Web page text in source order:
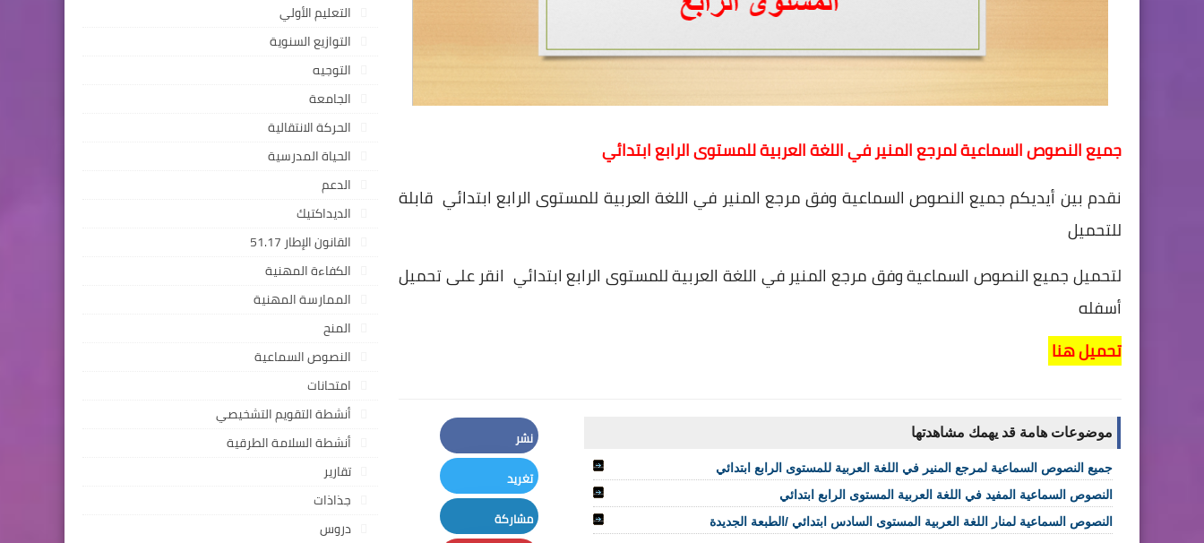
جميع النصوص السماعية لمرجع المنير في اللغة العربية للمستوى الرابع ابتدائي
نقدم بين أيديكم جميع النصوص السماعية وفق مرجع المنير في اللغة العربية للمستوى الرابع ابتدائي قابلة
للتحميل
لتحميل جميع النصوص السماعية وفق مرجع المنير في اللغة العربية للمستوى الرابع ابتدائي انقر على تحميل
أسفله
تحميل هنا
موضوعات هامة قد يهمك مشاهدتها
جميع النصوص السماعية لمرجع المنير في اللغة العربية للمستوى الرابع ابتدائي
النصوص السماعية المفيد في اللغة العربية المستوى الرابع ابتدائي
النصوص السماعية لمنار اللغة العربية المستوى السادس ابتدائي /الطبعة الجديدة
نشر
Facebook
تغريد
Twitter
مشاركة
التعليم الأولي
التوازيع السنوية
التوجيه
الجامعة
الحركة الانتقالية
الحياة المدرسية
الدعم
الديداكتيك
القانون الإطار 51.17
الكفاءة المهنية
الممارسة المهنية
المنح
النصوص السماعية
امتحانات
أنشطة التقويم التشخيصي
أنشطة السلامة الطرقية
تقارير
جذاذات
دروس